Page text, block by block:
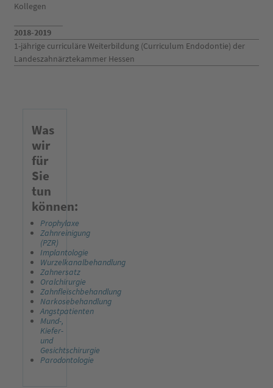
Kollegen
2018-2019
1-jährige curriculäre Weiterbildung (Curriculum Endodontie) der
Landeszahnärztekammer Hessen
Was
wir
für
Sie
tun
können:
Prophylaxe
Zahnreinigung
(PZR)
Implantologie
Wurzelkanalbehandlung
Zahnersatz
Oralchirurgie
Zahnfleischbehandlung
Narkosebehandlung
Angstpatienten
Mund-,
Kiefer-
und
Gesichtschirurgie
Parodontologie